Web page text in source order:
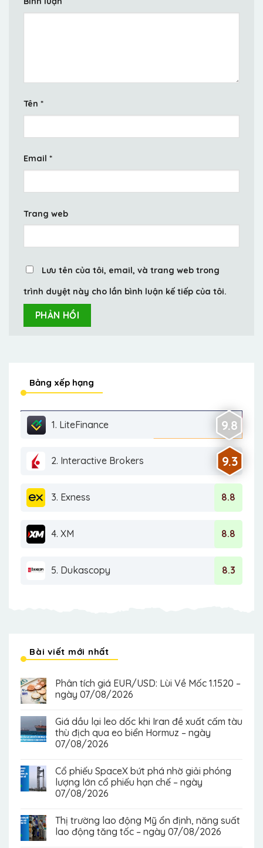
Tên *
Email *
Trang web
Lưu tên của tôi, email, và trang web trong
trình duyệt này cho lần bình luận kế tiếp của tôi.
Bảng xếp hạng
1. LiteFinance 9.8
2. Interactive Brokers 9.3
3. Exness 8.8
4. XM 8.8
5. Dukascopy 8.3
Bài viết mới nhất
Phân tích giá EUR/USD: Lùi Về Mốc 1.1520 –
ngày 07/08/2026
Giá dầu lại leo dốc khi Iran đề xuất cấm tàu
thù địch qua eo biển Hormuz – ngày
07/08/2026
Cổ phiếu SpaceX bứt phá nhờ giải phóng
lượng lớn cổ phiếu hạn chế – ngày
07/08/2026
Thị trường lao động Mỹ ổn định, năng suất
lao động tăng tốc – ngày 07/08/2026